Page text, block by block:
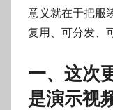
意义就在于把服
复用、可分发、
一、这次
是演示视